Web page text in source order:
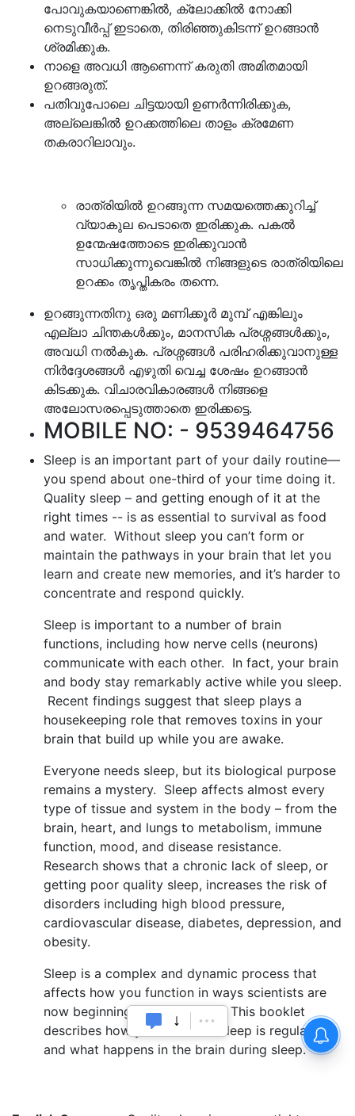
പോവുകയാണെങ്കിൽ, ക്ലോക്കിൽ നോക്കി
നെടുവീർപ്പ് ഇടാതെ, തിരിഞ്ഞുകിടന്ന് ഉറങ്ങാൻ
ശ്രമിക്കുക.
നാളെ അവധി ആണെന്ന് കരുതി അമിതമായി
ഉറങ്ങരുത്.
പതിവുപോലെ ചിട്ടയായി ഉണർന്നിരിക്കുക,
അല്ലെങ്കിൽ ഉറക്കത്തിലെ താളം ക്രമേണ
തകരാറിലാവും.
രാത്രിയിൽ ഉറങ്ങുന്ന സമയത്തെക്കുറിച്ച്
വ്യാകുല പെടാതെ ഇരിക്കുക. പകൽ
ഉന്മേഷത്തോടെ ഇരിക്കുവാൻ
സാധിക്കുന്നുവെങ്കിൽ നിങ്ങളുടെ രാത്രിയിലെ
ഉറക്കം തൃപ്തികരം തന്നെ.
ഉറങ്ങുന്നതിനു ഒരു മണിക്കൂർ മുമ്പ് എങ്കിലും
എല്ലാ ചിന്തകൾക്കും, മാനസിക പ്രശ്നങ്ങൾക്കും,
അവധി നൽകുക. പ്രശ്നങ്ങൾ പരിഹരിക്കുവാനുള്ള
നിർദ്ദേശങ്ങൾ എഴുതി വെച്ച ശേഷം ഉറങ്ങാൻ
കിടക്കുക. വിചാരവികാരങ്ങൾ നിങ്ങളെ
അലോസരപ്പെടുത്താതെ ഇരിക്കട്ടെ.
MOBILE NO: - 9539464756
Sleep is an important part of your daily routine—
you spend about one-third of your time doing it.
Quality sleep – and getting enough of it at the
right times -- is as essential to survival as food
and water. Without sleep you can’t form or
maintain the pathways in your brain that let you
learn and create new memories, and it’s harder to
concentrate and respond quickly.
Sleep is important to a number of brain
functions, including how nerve cells (neurons)
communicate with each other. In fact, your brain
and body stay remarkably active while you sleep.
Recent findings suggest that sleep plays a
housekeeping role that removes toxins in your
brain that build up while you are awake.
Everyone needs sleep, but its biological purpose
remains a mystery. Sleep affects almost every
type of tissue and system in the body – from the
brain, heart, and lungs to metabolism, immune
function, mood, and disease resistance.
Research shows that a chronic lack of sleep, or
getting poor quality sleep, increases the risk of
disorders including high blood pressure,
cardiovascular disease, diabetes, depression, and
obesity.
Sleep is a complex and dynamic process that
affects how you function in ways scientists are
now beginning to understand. This booklet
describes how your need for sleep is regulated
and what happens in the brain during sleep.